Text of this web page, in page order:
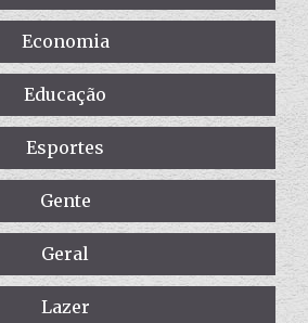
Economia
Educação
Esportes
Gente
Geral
Lazer